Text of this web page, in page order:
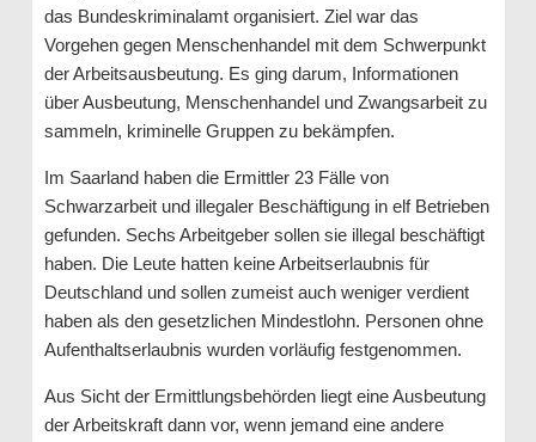
das Bundeskriminalamt organisiert. Ziel war das
Vorgehen gegen Menschenhandel mit dem Schwerpunkt
der Arbeitsausbeutung. Es ging darum, Informationen
über Ausbeutung, Menschenhandel und Zwangsarbeit zu
sammeln, kriminelle Gruppen zu bekämpfen.
Im Saarland haben die Ermittler 23 Fälle von
Schwarzarbeit und illegaler Beschäftigung in elf Betrieben
gefunden. Sechs Arbeitgeber sollen sie illegal beschäftigt
haben. Die Leute hatten keine Arbeitserlaubnis für
Deutschland und sollen zumeist auch weniger verdient
haben als den gesetzlichen Mindestlohn. Personen ohne
Aufenthaltserlaubnis wurden vorläufig festgenommen.
Aus Sicht der Ermittlungsbehörden liegt eine Ausbeutung
der Arbeitskraft dann vor, wenn jemand eine andere